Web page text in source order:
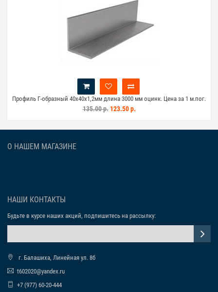
Профиль Г-образный 40х40х1,2мм длина 3000 мм оцинк. Цена за 1 м.пог.
135.00 р.123.50 р.
О НАШЕМ МАГАЗИНЕ
НАШИ КОНТАКТЫ
Будьте в курсе наших акций, подпишитесь на рассылку:
г. Балашиха, Линейная ул. 8б
t602020@yandex.ru
+7 (977) 60-20-444